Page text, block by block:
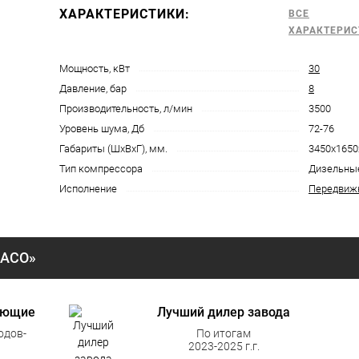
ХАРАКТЕРИСТИКИ:
ВСЕ
Мощность, кВт
30
Давление, бар
8
Производительность, л/мин
3500
Уровень шума, Дб
72-76
Габариты (ШхВхГ), мм.
Тип компрессора
Исполнение
Лучший дилер завода
По итогам
2023-2025 г.г.